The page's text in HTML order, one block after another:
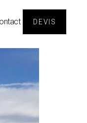
DEVIS